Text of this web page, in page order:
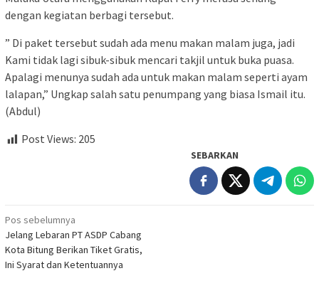
dengan kegiatan berbagi tersebut.
” Di paket tersebut sudah ada menu makan malam juga, jadi
Kami tidak lagi sibuk-sibuk mencari takjil untuk buka puasa.
Apalagi menunya sudah ada untuk makan malam seperti ayam
lalapan,” Ungkap salah satu penumpang yang biasa Ismail itu.
(Abdul)
Post Views: 205
SEBARKAN
Navigasi
pos
Pos sebelumnya
Jelang Lebaran PT ASDP Cabang
Kota Bitung Berikan Tiket Gratis,
Ini Syarat dan Ketentuannya